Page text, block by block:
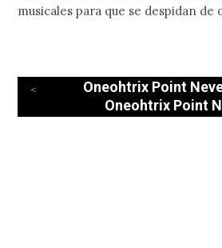
musicales para que se despidan de
Oneohtrix Point
Oneohtrix Point